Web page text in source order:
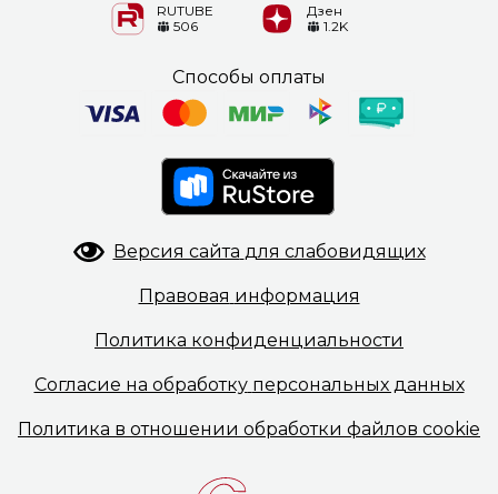
RUTUBE
506
Дзен
1.2K
Способы оплаты
Версия сайта для слабовидящих
Правовая информация
Политика конфиденциальности
Согласие на обработку персональных данных
Политика в отношении обработки файлов cookie